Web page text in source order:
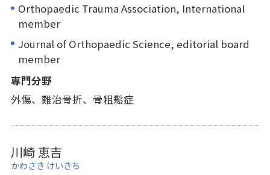
Orthopaedic Trauma Association, International
member
Journal of Orthopaedic Science, editorial board
member
専門分野
外傷、難治骨折、骨粗鬆症
川崎 恵吉
かわさき けいきち